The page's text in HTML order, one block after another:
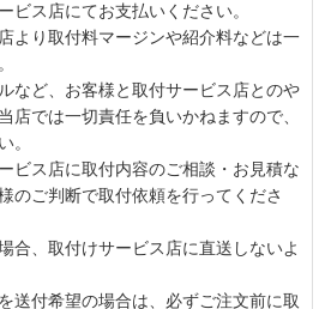
ビス店にてお支払いください。
より取付料マージンや紹介料などは一
など、お客様と取付サービス店とのや
店では一切責任を負いかねますので、
。
ビス店に取付内容のご相談・お見積な
のご判断で取付依頼を行ってくださ
合、取付けサービス店に直送しないよ
送付希望の場合は、必ずご注文前に取